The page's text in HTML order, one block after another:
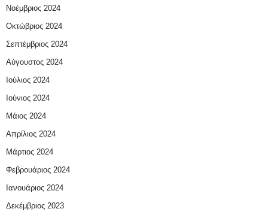
Νοέμβριος 2024
Οκτώβριος 2024
Σεπτέμβριος 2024
Αύγουστος 2024
Ιούλιος 2024
Ιούνιος 2024
Μάιος 2024
Απρίλιος 2024
Μάρτιος 2024
Φεβρουάριος 2024
Ιανουάριος 2024
Δεκέμβριος 2023